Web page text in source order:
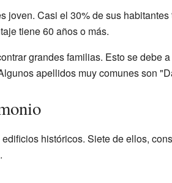
joven. Casi el 30% de sus
tiene 60 años o más.
grandes familias. Esto se debe
apellidos muy comunes son
históricos. Siete de ellos,